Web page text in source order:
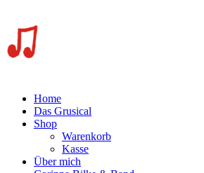
Home
Das Grusical
Shop
Warenkorb
Kasse
Über mich